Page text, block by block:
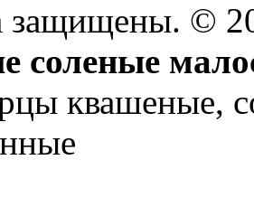
защищены. ©
соленые
квашеные,